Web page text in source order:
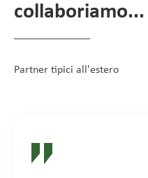
collaboriamo...
Partner tipici all'estero